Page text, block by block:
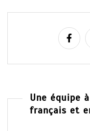
Une équipe
français et